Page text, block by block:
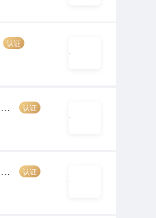
认证
宝瞳青少年视力矫正咨询中心 认证
宝瞳青少年视力矫正咨询中心 认证